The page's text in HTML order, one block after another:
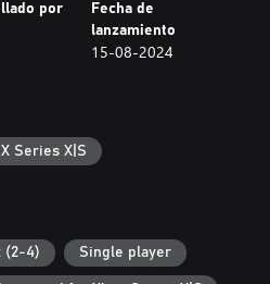
juego de carreras a alta
de precisión en de tres
mundos. Afronta desafíos,
los circuitos para superar a
Te animarán a batir tiempos cada
vez como guías y como rivales. A
por
Fecha de
lanzamiento
15-08-2024
Series X|S
(2-4) Single player